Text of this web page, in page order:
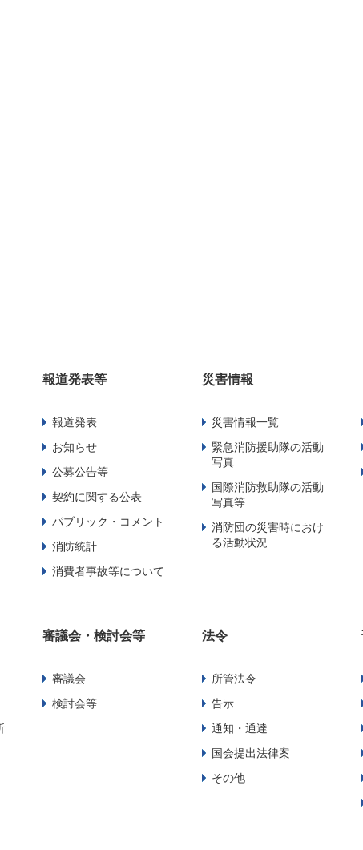
報道発表等
報道発表
お知らせ
公募公告等
契約に関する公表
パブリック・コメント
消防統計
消費者事故等について
災害情報
災害情報一覧
緊急消防援助隊の活動
写真
国際消防救助隊の活動
写真等
消防団の災害時におけ
る活動状況
審議会・検討会等
審議会
検討会等
法令
所管法令
告示
通知・通達
国会提出法律案
その他